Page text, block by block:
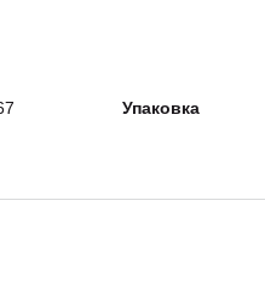
Упаковка